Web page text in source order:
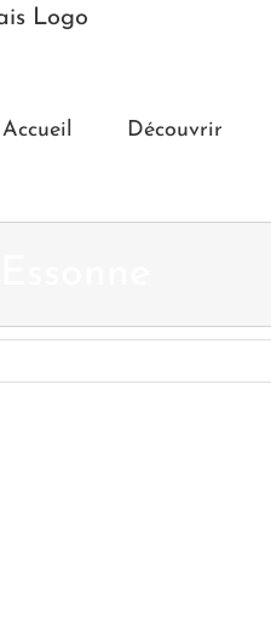
Accueil Découvrir